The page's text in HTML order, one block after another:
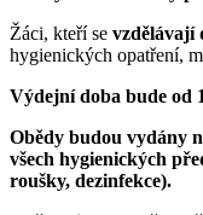
Žáci, kteří se vzdělávají
hygienických opatření,
Výdejní doba bude od
Obědy budou vydány
všech hygienických
roušky, dezinfekce).